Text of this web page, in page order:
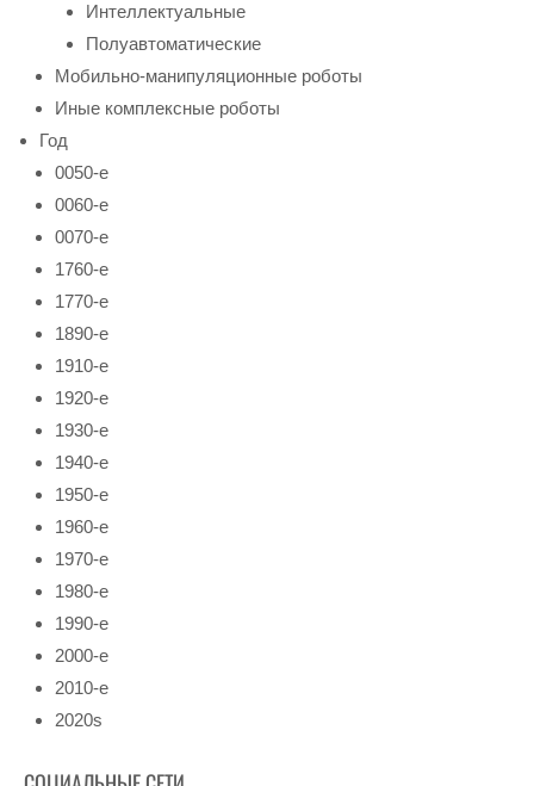
Интеллектуальные
Полуавтоматические
Мобильно-манипуляционные роботы
Иные комплексные роботы
Год
0050-е
0060-е
0070-е
1760-е
1770-е
1890-е
1910-е
1920-е
1930-е
1940-е
1950-е
1960-е
1970-е
1980-е
1990-е
2000-е
2010-е
2020s